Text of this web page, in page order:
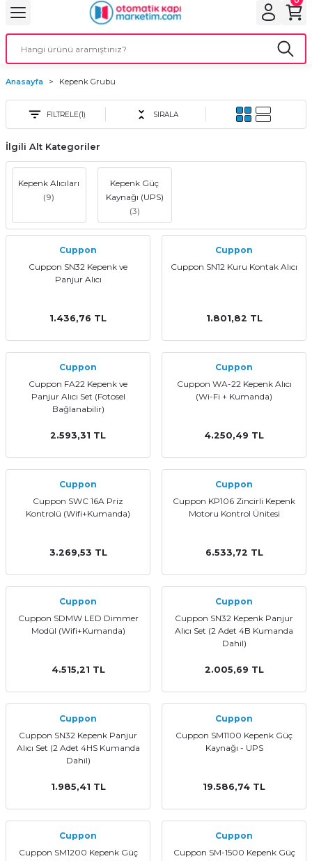
Geri Dön
Geri Dön
Geri Dön
Geri Dön
Geri Dön
Anasayfa Kepenk Grubu
FİLTRELE(1) SIRALA
İlgili Alt Kategoriler
Kepenk Alıcıları
(9)
Kepenk Güç
Kaynağı (UPS)
(3)
Cuppon
Cuppon SN32 Kepenk ve
Panjur Alıcı
1.436,76 TL
Cuppon
Cuppon SN12 Kuru Kontak Alıcı
1.801,82 TL
Cuppon
Cuppon FA22 Kepenk ve
Panjur Alıcı Set (Fotosel
Bağlanabilir)
2.593,31 TL
Cuppon
Cuppon WA-22 Kepenk Alıcı
(Wi-Fi + Kumanda)
4.250,49 TL
Cuppon
Cuppon SWC 16A Priz
Kontrolü (Wifi+Kumanda)
3.269,53 TL
Cuppon
Cuppon KP106 Zincirli Kepenk
Motoru Kontrol Ünitesi
6.533,72 TL
Cuppon
Cuppon SDMW LED Dimmer
Modül (Wifi+Kumanda)
4.515,21 TL
Cuppon
Cuppon SN32 Kepenk Panjur
Alıcı Set (2 Adet 4B Kumanda
Dahil)
2.005,69 TL
Cuppon
Cuppon SN32 Kepenk Panjur
Alıcı Set (2 Adet 4HS Kumanda
Dahil)
1.985,41 TL
Cuppon
Cuppon SM1100 Kepenk Güç
Kaynağı - UPS
19.586,74 TL
Cuppon
Cuppon SM1200 Kepenk Güç
Cuppon
Cuppon SM-1500 Kepenk Güç